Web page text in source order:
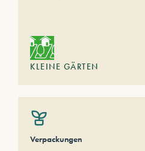
KLEINE GÄRTEN
Verpackungen